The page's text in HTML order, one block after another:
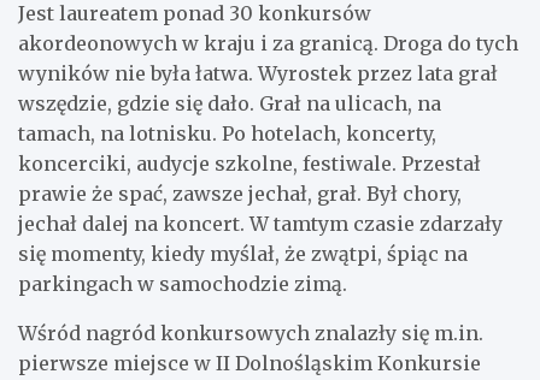
Jest laureatem ponad 30 konkursów
akordeonowych w kraju i za granicą. Droga do tych
wyników nie była łatwa. Wyrostek przez lata grał
wszędzie, gdzie się dało. Grał na ulicach, na
tamach, na lotnisku. Po hotelach, koncerty,
koncerciki, audycje szkolne, festiwale. Przestał
prawie że spać, zawsze jechał, grał. Był chory,
jechał dalej na koncert. W tamtym czasie zdarzały
się momenty, kiedy myślał, że zwątpi, śpiąc na
parkingach w samochodzie zimą.
Wśród nagród konkursowych znalazły się m.in.
pierwsze miejsce w II Dolnośląskim Konkursie